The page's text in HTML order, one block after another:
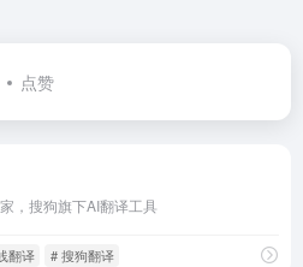
点赞
，搜狗旗下AI翻译工具
翻译 # 搜狗翻译